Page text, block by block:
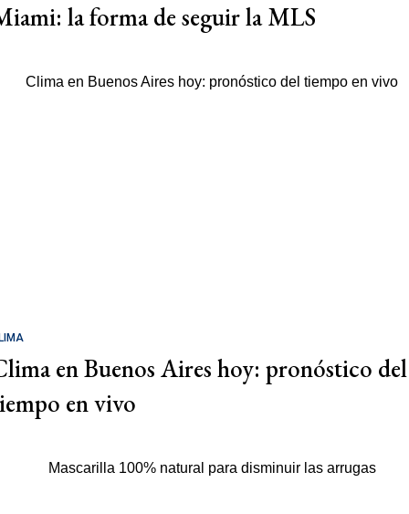
la forma de seguir la MLS
en Buenos Aires hoy: pronóstico del
en vivo